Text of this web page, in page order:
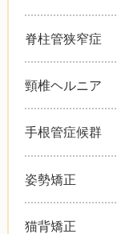
脊柱管狭窄症
頸椎ヘルニア
手根管症候群
姿勢矯正
猫背矯正